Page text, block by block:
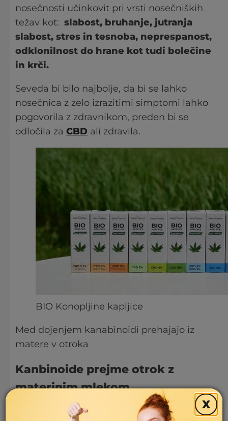
nosečnosti učinkovit pri vrsti nosečniških
težav kot: slabost, bruhanje, jutranja
slabost, stres in tesnoba, neprespanost,
odklonilnost do hrane kot tudi bolečine
in krči.
Seveda bi bilo najbolje, da bi se lahko
nosečnica z zelo izrazitimi simptomi lahko
pogovorila z zdravnikom, preden bi se
odločila za CBD ali zdravila.
BIO Konopljine kapljice
Med dojenjem kanabinoidi prehajajo iz
matere v otroka
Kanbinoide prejme otrok z
materinim mlekom
Materini naravni kanabinoidi prehajajo z
X